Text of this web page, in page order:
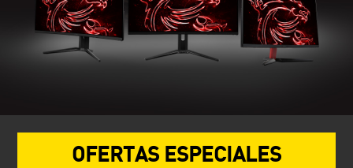
OFERTAS ESPECIALES